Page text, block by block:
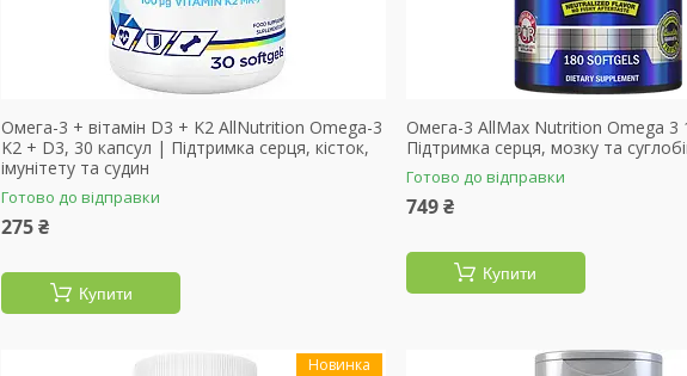
Омега-3 + вітамін D3 + K2 AllNutrition Omega-3
K2 + D3, 30 капсул | Підтримка серця, кісток,
імунітету та судин
Готово до відправки
275 ₴
Купити
Омега-3 AllMax Nutrition Omega 3
Підтримка серця, мозку та
Готово до відправки
749 ₴
Купити
Новинка